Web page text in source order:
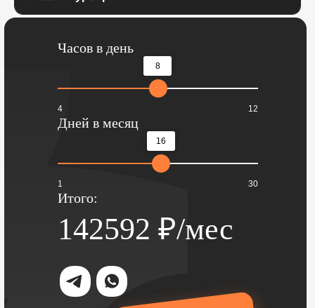
Часов в день
8
4 12
Дней в месяц
16
1 30
Итого:
142592 ₽/мес